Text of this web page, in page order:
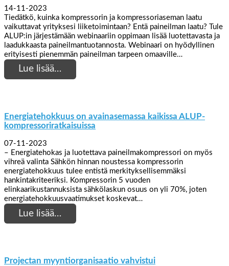
14-11-2023
Tiedätkö, kuinka kompressorin ja kompressoriaseman laatu
vaikuttavat yrityksesi liiketoimintaan? Entä paineilman laatu? Tule
ALUP:in järjestämään webinaariin oppimaan lisää luotettavasta ja
laadukkaasta paineilmantuotannosta. Webinaari on hyödyllinen
erityisesti pienemmän paineilman tarpeen omaaville…
Lue lisää…
Energiatehokkuus on avainasemassa kaikissa ALUP-
kompressoriratkaisuissa
07-11-2023
– Energiatehokas ja luotettava paineilmakompressori on myös
vihreä valinta Sähkön hinnan noustessa kompressorin
energiatehokkuus tulee entistä merkityksellisemmäksi
hankintakriteeriksi. Kompressorin 5 vuoden
elinkaarikustannuksista sähkölaskun osuus on yli 70%, joten
energiatehokkuusvaatimukset koskevat…
Lue lisää…
Projectan myyntiorganisaatio vahvistui